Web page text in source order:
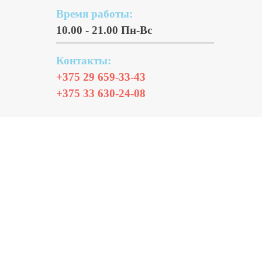
Время работы:
10.00 - 21.00 Пн-Вс
Контакты:
+375 29 659-33-43
+375 33 630-24-08